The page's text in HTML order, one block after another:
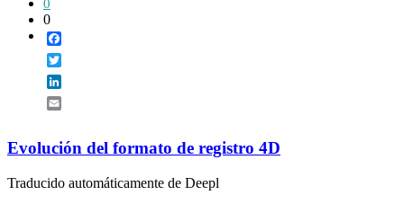
0
0
Evolución del formato de registro 4D
Traducido automáticamente de Deepl